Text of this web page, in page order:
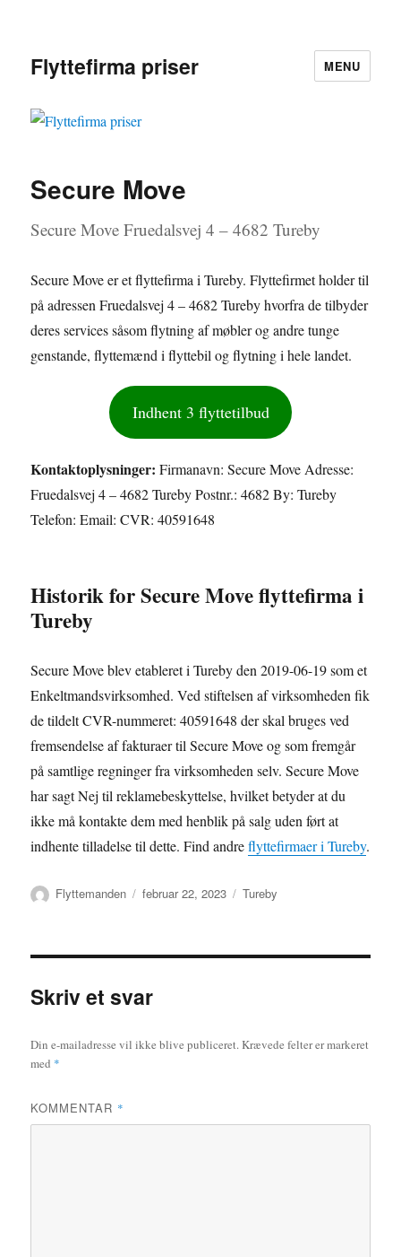
Flyttefirma priser MENU
Secure Move
Secure Move Fruedalsvej 4 – 4682 Tureby
Secure Move er et flyttefirma i Tureby. Flyttefirmet holder til
på adressen Fruedalsvej 4 – 4682 Tureby hvorfra de tilbyder
deres services såsom flytning af møbler og andre tunge
genstande, flyttemænd i flyttebil og flytning i hele landet.
Indhent 3 flyttetilbud
Kontaktoplysninger: Firmanavn: Secure Move Adresse:
Fruedalsvej 4 – 4682 Tureby Postnr.: 4682 By: Tureby
Telefon: Email: CVR: 40591648
Historik for Secure Move flyttefirma i
Tureby
Secure Move blev etableret i Tureby den 2019-06-19 som et
Enkeltmandsvirksomhed. Ved stiftelsen af virksomheden fik
de tildelt CVR-nummeret: 40591648 der skal bruges ved
fremsendelse af fakturaer til Secure Move og som fremgår
på samtlige regninger fra virksomheden selv. Secure Move
har sagt Nej til reklamebeskyttelse, hvilket betyder at du
ikke må kontakte dem med henblik på salg uden ført at
indhente tilladelse til dette. Find andreflyttefirmaer i Tureby.
Forfatter
Flyttemanden Udgivet
februar 22, 2023 Kategorier
Tureby
Skriv et svar
Din e-mailadresse vil ikke blive publiceret. Krævede felter er markeret
med *
KOMMENTAR *